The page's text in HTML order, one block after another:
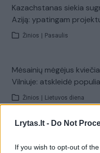
Lrytas.lt - Do Not
If you wish to opt-out of
Kazachstanas siekia
Aziją: ypatingam
Žinios Pasaulis
Mėsainių mėgėjus
Vilniuje: atskleidė
Žinios Lietuvos diena